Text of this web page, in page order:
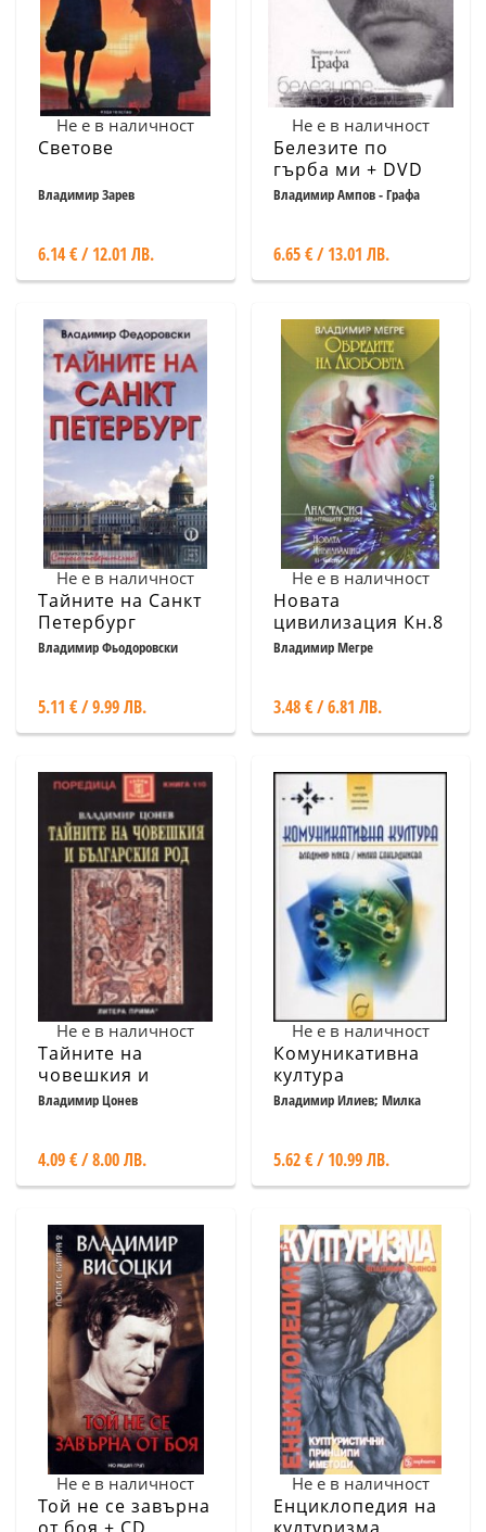
Не е в наличност
Светове
Владимир Зарев
6.14 € / 12.01 ЛВ.
Не е в наличност
Белезите по
гърба ми + DVD
подарък
Владимир Ампов - Графа
6.65 € / 13.01 ЛВ.
Не е в наличност
Тайните на Санкт
Петербург
Владимир Фьодоровски
5.11 € / 9.99 ЛВ.
Не е в наличност
Новата
цивилизация Кн.8
ч.ІІ Обредите на
Владимир Мегре
3.48 € / 6.81 ЛВ.
Не е в наличност
Тайните на
човешкия и
българския род
Владимир Цонев
4.09 € / 8.00 ЛВ.
Не е в наличност
Комуникативна
култура
Владимир Илиев; Милка
5.62 € / 10.99 ЛВ.
Не е в наличност
Той не се завърна
Не е в наличност
Енциклопедия на